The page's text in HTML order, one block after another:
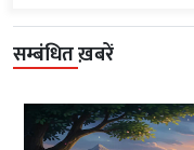
सम्बंधित ख़बरें